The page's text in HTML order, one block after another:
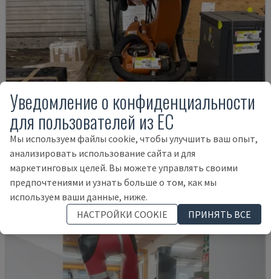
KR 210 R2700 EXTRA
KUKA - РУКА РОБОТА
ИТАЛИЯ 2016
14.000 €
Уведомление о конфиденциальности
для пользователей из ЕС
Мы используем файлы cookie, чтобы улучшить ваш опыт,
анализировать использование сайта и для
маркетинговых целей. Вы можете управлять своими
предпочтениями и узнать больше о том, как мы
используем ваши данные, ниже.
НАСТРОЙКИ COOKIE
ПРИНЯТЬ ВСЕ